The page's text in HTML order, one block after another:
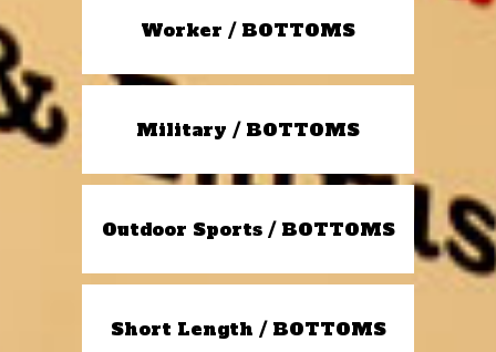
Worker / BOTTOMS
Military / BOTTOMS
Outdoor Sports / BOTTOMS
Short Length / BOTTOMS